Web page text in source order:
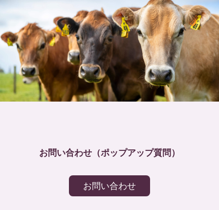
お問い合わせ（ポップアップ質問）
お問い合わせ